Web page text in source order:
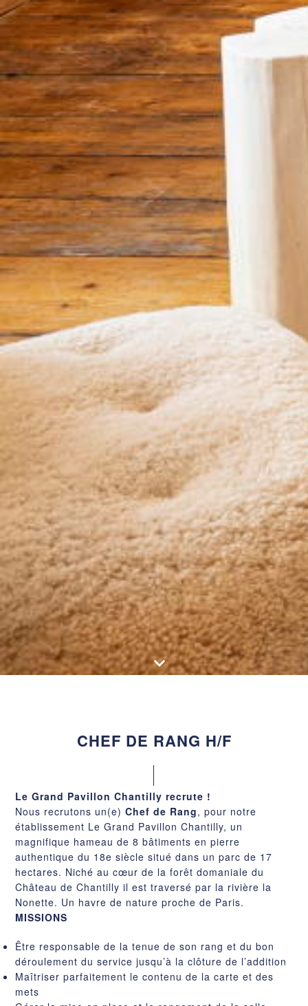
CHEF DE RANG H/F
Le Grand Pavillon Chantilly recrute !
Nous recrutons un(e)Chef de Rang, pour notre
établissement Le Grand Pavillon Chantilly, un
magnifique hameau de 8 bâtiments en pierre
authentique du 18e siècle situé dans un parc de 17
hectares. Niché au cœur de la forêt domaniale du
Château de Chantilly il est traversé par la rivière la
Nonette. Un havre de nature proche de Paris.
MISSIONS
Être responsable de la tenue de son rang et du bon
déroulement du service jusqu’à la clôture de l’addition
Maîtriser parfaitement le contenu de la carte et des
mets